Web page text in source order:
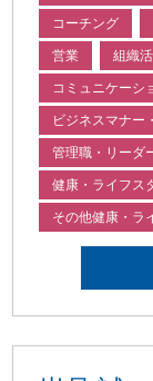
コーチング
営業 組織
コミュニケーシ
ビジネスマナー
管理職・リーダ
健康・ライフス
その他健康・ラ